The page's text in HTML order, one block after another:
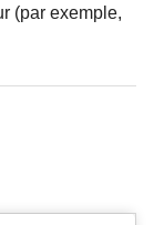
(par exemple,